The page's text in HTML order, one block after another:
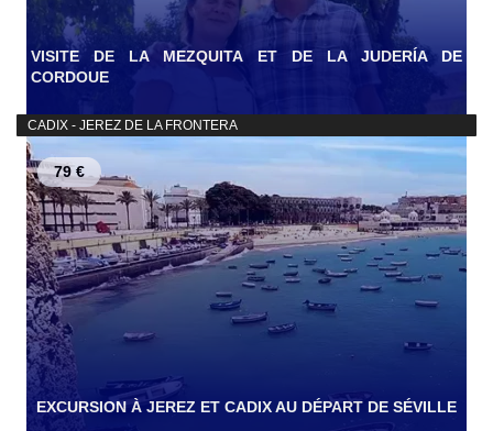
VISITE DE LA MEZQUITA ET DE LA JUDERÍA DE
CORDOUE
CADIX - JEREZ DE LA FRONTERA
79 €
EXCURSION À JEREZ ET CADIX AU DÉPART DE SÉVILLE